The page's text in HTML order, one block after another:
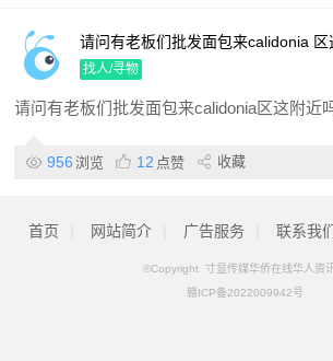
请问有老板们批发面包来calidonia 区
近吗
找人/寻物
请问有老板们批发面包来calidonia区这附近
956 浏览 12 点赞 收藏
首页 网站简介 广告服务 联系我
©Copyright 寸显传媒华侨在线华人资
赣ICP备2022009942号